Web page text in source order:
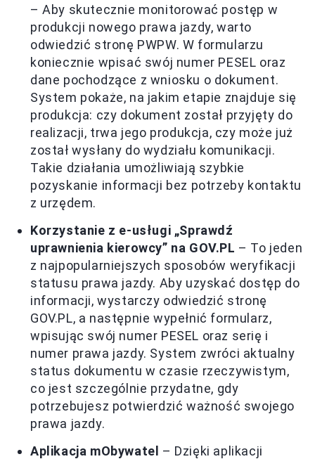
– Aby skutecznie monitorować postęp w
produkcji nowego prawa jazdy, warto
odwiedzić stronę PWPW. W formularzu
koniecznie wpisać swój numer PESEL oraz
dane pochodzące z wniosku o dokument.
System pokaże, na jakim etapie znajduje się
produkcja: czy dokument został przyjęty do
realizacji, trwa jego produkcja, czy może już
został wysłany do wydziału komunikacji.
Takie działania umożliwiają szybkie
pozyskanie informacji bez potrzeby kontaktu
z urzędem.
Korzystanie z e-usługi „Sprawdź
uprawnienia kierowcy” na GOV.PL – To jeden
z najpopularniejszych sposobów weryfikacji
statusu prawa jazdy. Aby uzyskać dostęp do
informacji, wystarczy odwiedzić stronę
GOV.PL, a następnie wypełnić formularz,
wpisując swój numer PESEL oraz serię i
numer prawa jazdy. System zwróci aktualny
status dokumentu w czasie rzeczywistym,
co jest szczególnie przydatne, gdy
potrzebujesz potwierdzić ważność swojego
prawa jazdy.
Aplikacja mObywatel – Dzięki aplikacji